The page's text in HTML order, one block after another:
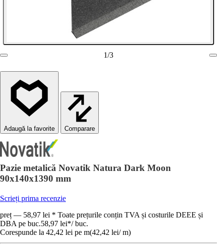
1/3
Comparare
Pazie metalică Novatik Natura Dark Moon
90x140x1390 mm
Scrieți prima recenzie
preț — 58,97 lei * Toate prețurile conțin TVA și costurile DEEE și
DBA pe buc.58,97 lei*/ buc.
Corespunde la 42,42 lei pe m(42,42 lei/ m)